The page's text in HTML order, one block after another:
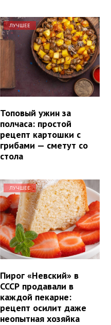
ЛУЧШЕЕ
Топовый ужин за
полчаса: простой
рецепт картошки с
грибами — сметут со
стола
ЛУЧШЕЕ
Пирог «Невский» в
СССР продавали в
каждой пекарне:
рецепт осилит даже
неопытная хозяйка